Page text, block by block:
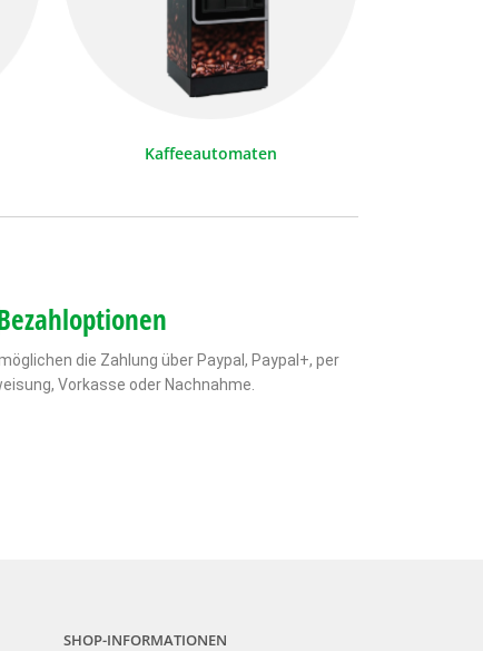
Kaffeeautomaten
die Zahlung über Paypal, Paypal+, per
Vorkasse oder Nachnahme.
SHOP-INFORMATIONEN